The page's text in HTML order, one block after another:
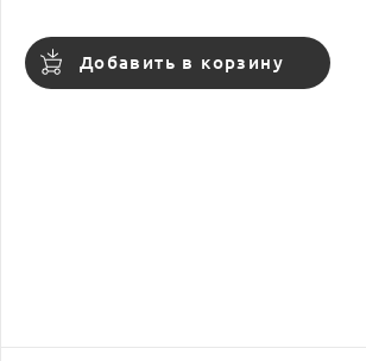
Добавить в корзину